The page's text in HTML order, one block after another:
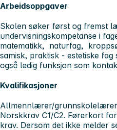
Arbeidsoppgaver
Skolen søker først og fremst
undervisningskompetanse i
matematikk, naturfag,
samisk, praktisk - estetiske
også ledig funksjon som
Kvalifikasjoner
Allmennlærer/grunnskolelærer
Norskkrav C1/C2. Førerkort
krav. Dersom det ikke melder